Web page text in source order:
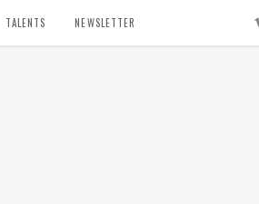
TALENTS NEWSLETTER